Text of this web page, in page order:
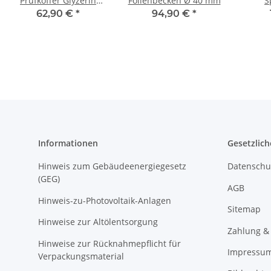
PPKG
62,90 € *
94,90 € *
Informationen
Hinweis zum Gebäudeenergiegesetz
(GEG)
Hinweis-zu-Photovoltaik-Anlagen
Hinweise zur Altölentsorgung
Hinweise zur Rücknahmepflicht für
Verpackungsmaterial
AGB
Sitemap
Zahlung